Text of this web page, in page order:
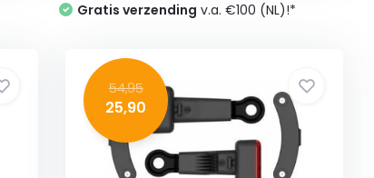
Gratis verzending v.a. €100 (NL)!*
54,95
25,90